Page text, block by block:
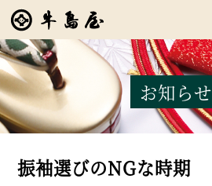
お知らせ
振袖選びのNGな時期